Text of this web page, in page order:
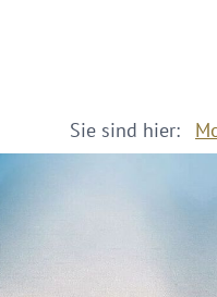
Sie sind hier: